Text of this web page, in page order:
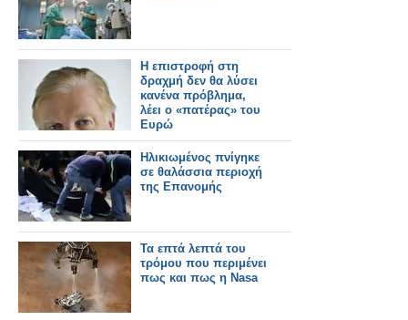
Η επιστροφή στη
δραχμή δεν θα λύσει
κανένα πρόβλημα,
λέει ο «πατέρας» του
Ευρώ
Ηλικιωμένος πνίγηκε
σε θαλάσσια περιοχή
της Επανομής
Τα επτά λεπτά του
τρόμου που περιμένει
πως και πως η Nasa